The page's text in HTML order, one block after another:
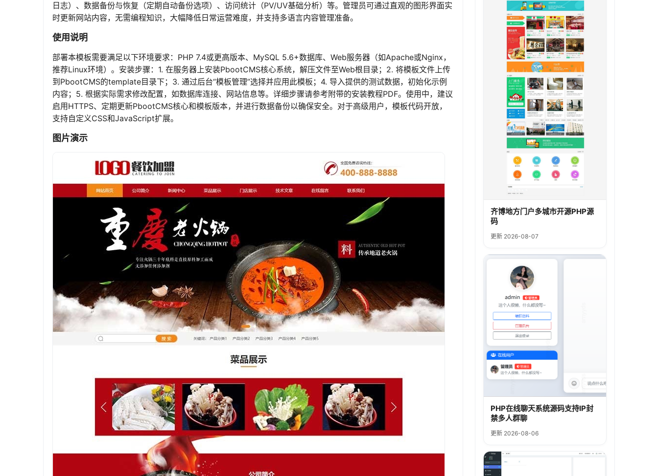
日志）、数据备份与恢复（定期自动备份选项）、访问统计（PV/UV基础分析）等。管理员可通过直观的图形界面实
时更新网站内容，无需编程知识，大幅降低日常运营难度，并支持多语言内容管理准备。
使用说明
部署本模板需要满足以下环境要求：PHP 7.4或更高版本、MySQL 5.6+数据库、Web服务器（如Apache或Nginx，
推荐Linux环境）。安装步骤：1. 在服务器上安装PbootCMS核心系统，解压文件至Web根目录；2. 将模板文件上传
到PbootCMS的template目录下；3. 通过后台“模板管理”选择并应用此模板；4. 导入提供的测试数据，初始化示例
内容；5. 根据实际需求修改配置，如数据库连接、网站信息等。详细步骤请参考附带的安装教程PDF。使用中，建议
启用HTTPS、定期更新PbootCMS核心和模板版本，并进行数据备份以确保安全。对于高级用户，模板代码开放，
支持自定义CSS和JavaScript扩展。
图片演示
齐博地方门户多城市开源PHP源
码
更新 2026-08-07
PHP在线聊天系统源码支持IP封
禁多人群聊
更新 2026-08-06